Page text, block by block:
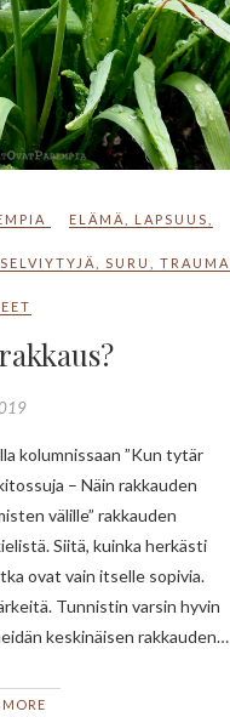
ELÄMÄ LAPSUUS
SELVIYTYJÄ SURU TRAUMA
kolumnissaan ”Kun tytär
– Näin rakkauden
välille” rakkauden
Siitä, kuinka herkästi
ovat vain itselle sopivia.
Tunnistin varsin hyvin
keskinäisen rakkauden…
MORE